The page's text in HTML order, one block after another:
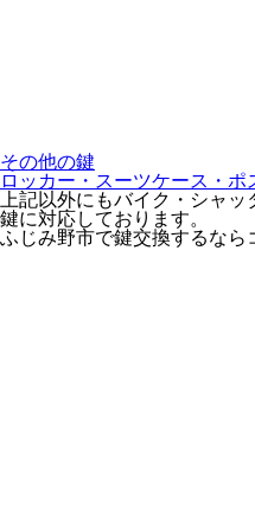
その他の鍵
ロッカー・スーツケース・ポ
上記以外にもバイク・シャ
鍵に対応しております。
ふじみ野市で鍵交換するなら